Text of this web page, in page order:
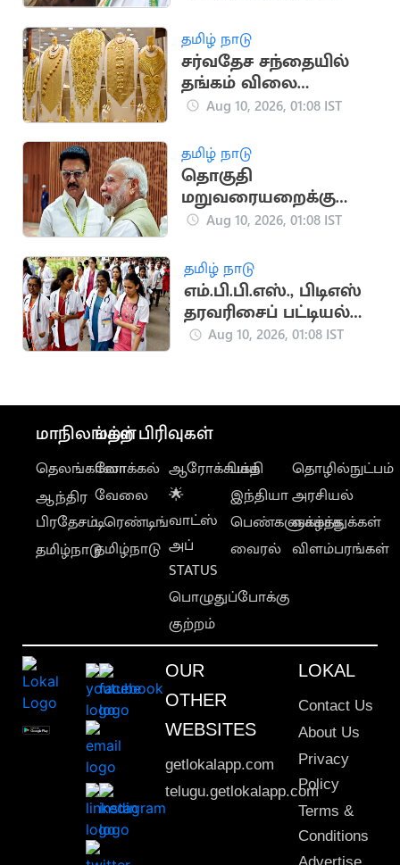
மாதரம் பாடப்படாது”..
காங். எம்.பி.
தமிழ் நாடு
சர்வதேச சந்தையில்
தங்கம் விலை
மளமளவென
Aug 10, 2026, 01:08 IST
தமிழ் நாடு
தொகுதி
மறுவரையறைக்கு
திமுக ஆதரவை பெற
Aug 10, 2026, 01:08 IST
தமிழ் நாடு
எம்.பி.பி.எஸ்., பிடிஎஸ்
தரவரிசைப் பட்டியல்
இன்று வெளியீடு
Aug 10, 2026, 01:08 IST
மாநிலங்கள்
தெலங்கானா
ஆந்திர
பிரதேசம்
தமிழ்நாடு
மற்ற பிரிவுகள்
லோக்கல்
வேலை
டிரெண்டிங்
தமிழ்நாடு
ஆரோக்கியம்
🌟
வாட்ஸ்
அப்
STATUS
பொழுதுப்போக்கு
குற்றம்
பக்தி
இந்தியா
பெண்களுக்காக
வைரல்
தொழில்நுட்பம்
அரசியல்
வாழ்த்துக்கள்
விளம்பரங்கள்
OUR
OTHER
WEBSITES
getlokalapp.com
telugu.getlokalapp.com
LOKAL
Contact Us
About Us
Privacy
Policy
Terms &
Conditions